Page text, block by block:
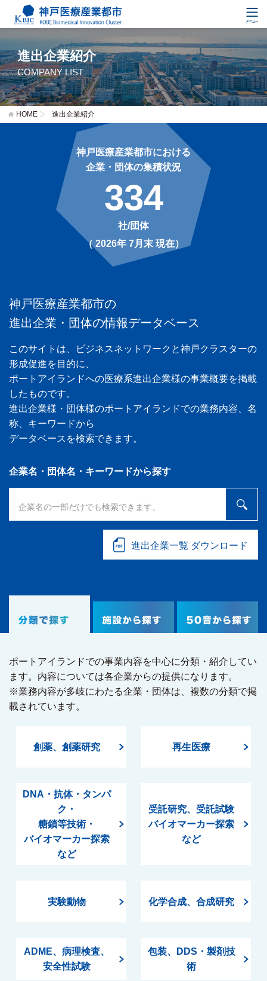
進出企業紹介
COMPANY LIST
HOME 進出企業紹介
神戸医療産業都市における
企業・団体の集積状況
334
社/団体
（ 2026年 7月末 現在）
神戸医療産業都市の
進出企業・団体の情報データベース
このサイトは、ビジネスネットワークと神戸クラスターの
形成促進を目的に、
ポートアイランドへの医療系進出企業様の事業概要を掲載
したものです。
進出企業様・団体様のポートアイランドでの業務内容、名
称、キーワードから
データベースを検索できます。
企業名・団体名・キーワードから探す
進出企業一覧 ダウンロード
ポートアイランドでの事業内容を中心に分類・紹介してい
ます。内容については各企業からの提供になります。
※業務内容が多岐にわたる企業・団体は、複数の分類で掲
載されています。
創薬、創薬研究 再生医療
DNA・抗体・タンパ
ク・
糖鎖等技術・
バイオマーカー探索
など
受託研究、受託試験
バイオマーカー探索
など
実験動物 化学合成、合成研究
ADME、病理検査、
安全性試験
包装、DDS・製剤技
術